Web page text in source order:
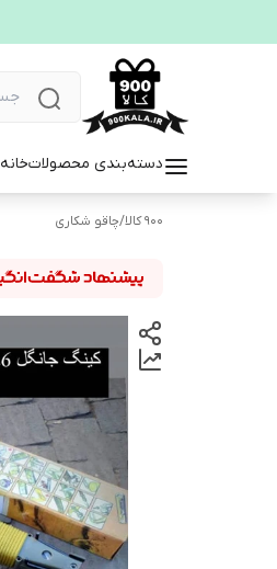
دسته‌بندی محصولاتخانه
900 کالا /چاقو شکاری